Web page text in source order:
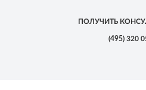
ПОЛУЧИТЬ
(495)320